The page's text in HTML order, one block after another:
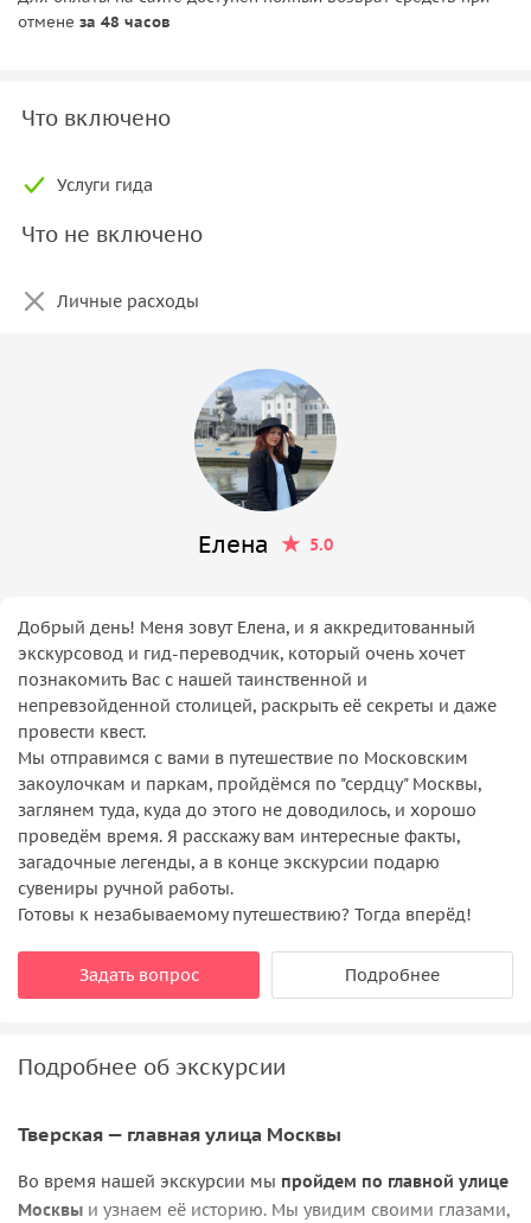
отмене за 48 часов
Что включено
Услуги гида
Что не включено
Личные расходы
Елена 5.0
Добрый день! Меня зовут Елена, и я аккредитованный
экскурсовод и гид-переводчик, который очень хочет
познакомить Вас с нашей таинственной и
непревзойденной столицей, раскрыть её секреты и даже
провести квест.
Мы отправимся с вами в путешествие по Московским
закоулочкам и паркам, пройдёмся по "сердцу" Москвы,
заглянем туда, куда до этого не доводилось, и хорошо
проведём время. Я расскажу вам интересные факты,
загадочные легенды, а в конце экскурсии подарю
сувениры ручной работы.
Готовы к незабываемому путешествию? Тогда вперёд!
Задать вопрос Подробнее
Подробнее об экскурсии
Тверская — главная улица Москвы
Во время нашей экскурсии мы пройдем по главной улице
Москвы и узнаем её историю. Мы увидим своими глазами,